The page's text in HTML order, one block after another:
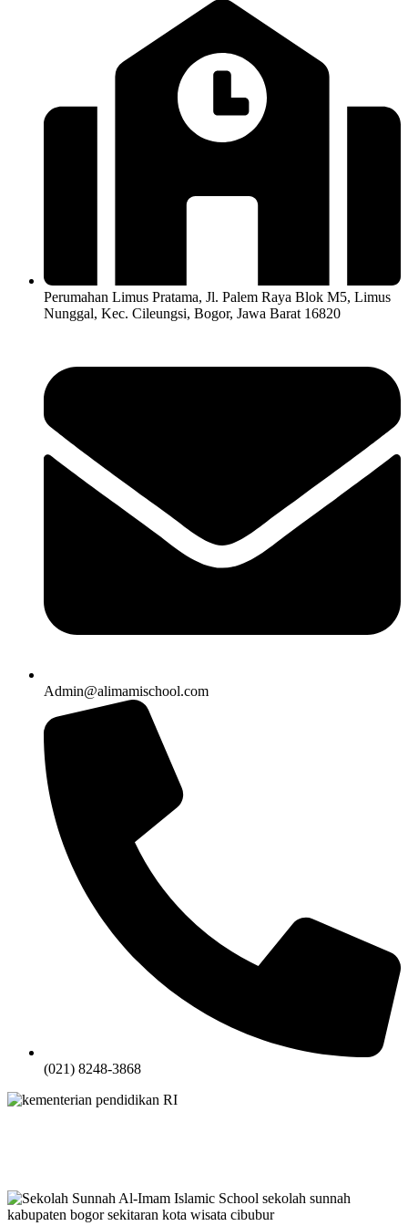
Perumahan Limus Pratama, Jl. Palem Raya Blok M5, Limus
Nunggal, Kec. Cileungsi, Bogor, Jawa Barat 16820
Admin@alimamischool.com
(021) 8248-3868